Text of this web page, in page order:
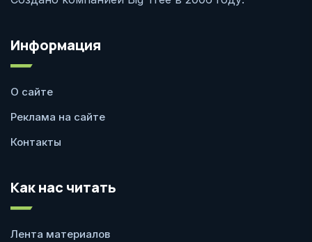
Информация
О сайте
Реклама на сайте
Контакты
Как нас читать
Лента материалов